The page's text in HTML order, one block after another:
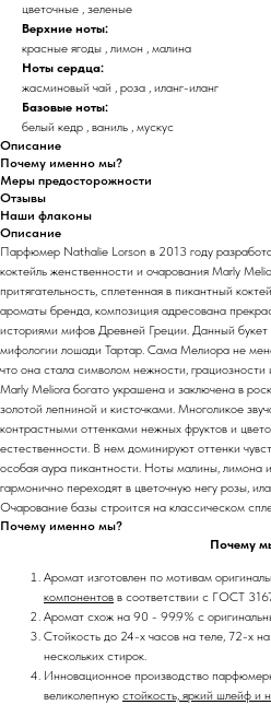
цветочные , зеленые
Верхние ноты:
красные ягоды , лимон , малина
Ноты сердца:
жасминовый чай , роза , иланг-иланг
Базовые ноты:
белый кедр , ваниль , мускус
Описание
Почему именно мы?
Меры предосторожности
Отзывы
Наши флаконы
Описание
Парфюмер Nathalie Lorson в 2013 году
коктейль женственности и очарования Marly
притягательность, сплетенная в пикантный
ароматы бренда, композиция адресована
историями мифов Древней Греции. Данный букет
мифологии лошади Тартар. Сама Мелиора не
что она стала символом нежности,
Marly Meliora богато украшена и заключена в
золотой лепниной и кисточками. Многоликое
контрастными оттенками нежных фруктов и
естественности. В нем доминируют оттенки
особая аура пикантности. Ноты малины, лимона
гармонично переходят в цветочную негу розы,
Очарование базы строится на классическом
Почему именно мы?
Почему
Аромат изготовлен по мотивам
компонентов в соответствии с ГОСТ
Аромат схож на 90 - 99.9% с
Стойкость до 24-х часов на теле, 72-х
нескольких стирок.
Инновационное производство
великолепную стойкость, яркий шлейф и